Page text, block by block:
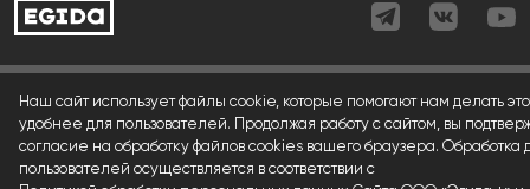
Согласие (cookies)
Согласие (форма)
Согласие (регистрация)
Наш сайт использует файлы cookie, которые помогают нам делать
удобнее для пользователей. Продолжая работу с сайтом, вы
согласие на обработку файлов cookies вашего браузера. Обработка
пользователей осуществляется в соответствии с